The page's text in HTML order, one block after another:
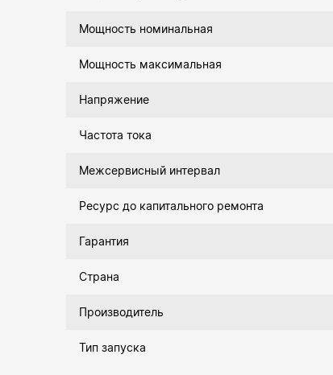
Мощность номинальная
Мощность максимальная
Напряжение
Частота тока
Межсервисный интервал
Ресурс до капитального ремонта
Гарантия
Страна
Производитель
Тип запуска